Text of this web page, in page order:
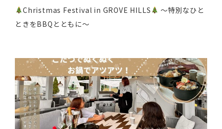
Christmas Festival in GROVE HILLS
～特別なひと
ときをBBQとともに～